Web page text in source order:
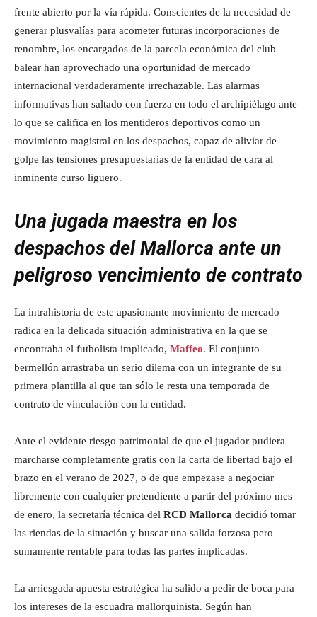
frente abierto por la vía rápida. Conscientes de la necesidad de
generar plusvalías para acometer futuras incorporaciones de
renombre, los encargados de la parcela económica del club
balear han aprovechado una oportunidad de mercado
internacional verdaderamente irrechazable. Las alarmas
informativas han saltado con fuerza en todo el archipiélago ante
lo que se califica en los mentideros deportivos como un
movimiento magistral en los despachos, capaz de aliviar de
golpe las tensiones presupuestarias de la entidad de cara al
inminente curso liguero.
Una jugada maestra en los
despachos del Mallorca ante un
peligroso vencimiento de contrato
La intrahistoria de este apasionante movimiento de mercado
radica en la delicada situación administrativa en la que se
encontraba el futbolista implicado, Maffeo. El conjunto
bermellón arrastraba un serio dilema con un integrante de su
primera plantilla al que tan sólo le resta una temporada de
contrato de vinculación con la entidad.
Ante el evidente riesgo patrimonial de que el jugador pudiera
marcharse completamente gratis con la carta de libertad bajo el
brazo en el verano de 2027, o de que empezase a negociar
libremente con cualquier pretendiente a partir del próximo mes
de enero, la secretaría técnica del RCD Mallorca decidió tomar
las riendas de la situación y buscar una salida forzosa pero
sumamente rentable para todas las partes implicadas.
La arriesgada apuesta estratégica ha salido a pedir de boca para
los intereses de la escuadra mallorquinista. Según han